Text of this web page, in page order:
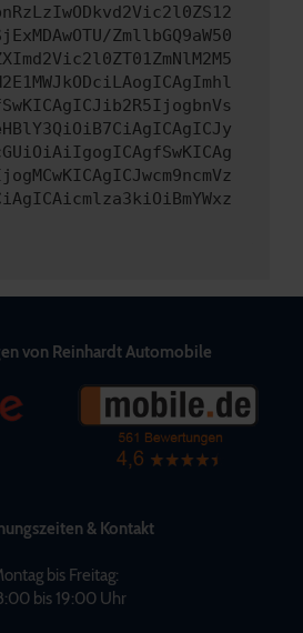
ZmllbGQ9aW50
von Reinhardt Automobile
& Kontakt
bis Freitag:
bis 19:00 Uhr